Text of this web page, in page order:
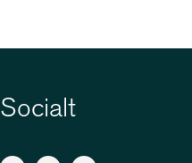
Socialt